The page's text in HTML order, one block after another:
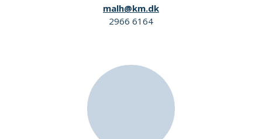
malh@km.dk
2966 6164